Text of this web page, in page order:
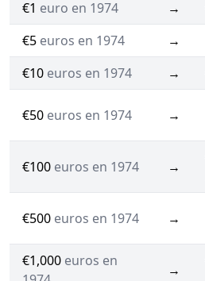
€1 euro en 1974 →
€5 euros en 1974 →
€10 euros en 1974 →
€50 euros en 1974 →
€100 euros en 1974 →
€500 euros en 1974 →
€1,000 euros en
→